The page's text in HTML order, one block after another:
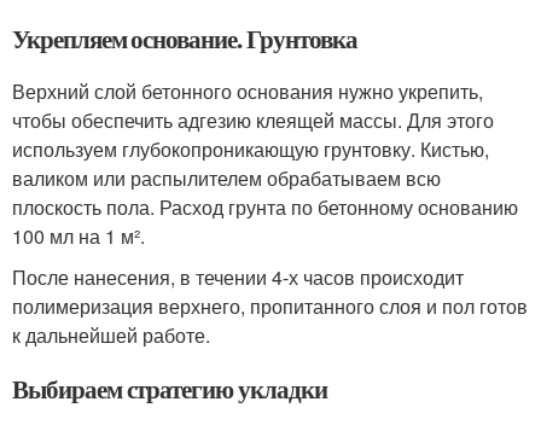
Укрепляем основание. Грунтовка
Верхний слой бетонного основания нужно укрепить,
чтобы обеспечить адгезию клеящей массы. Для этого
используем глубокопроникающую грунтовку. Кистью,
валиком или распылителем обрабатываем всю
плоскость пола. Расход грунта по бетонному основанию
100 мл на 1 м².
После нанесения, в течении 4-х часов происходит
полимеризация верхнего, пропитанного слоя и пол готов
к дальнейшей работе.
Выбираем стратегию укладки